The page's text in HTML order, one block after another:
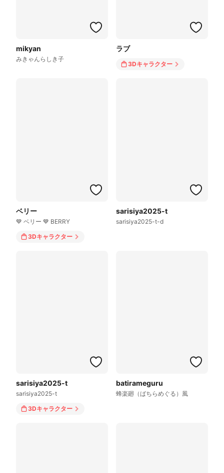
mikyan
みきゃんらしき子
ラブ
3Dキャラクター
ベリー
💙 ベリー 💙 BERRY
3Dキャラクター
sarisiya2025-t
sarisiya2025-t-d
sarisiya2025-t
sarisiya2025-t
3Dキャラクター
batirameguru
蜂楽廻（ばちらめぐる）風